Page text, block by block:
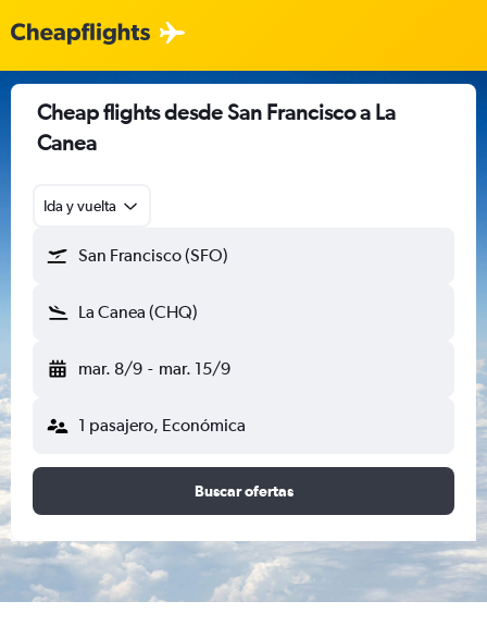
Cheap flights desde San Francisco a La
Canea
Ida y vuelta
San Francisco (SFO)
La Canea (CHQ)
mar. 8/9 - mar. 15/9
1 pasajero, Económica
Buscar ofertas